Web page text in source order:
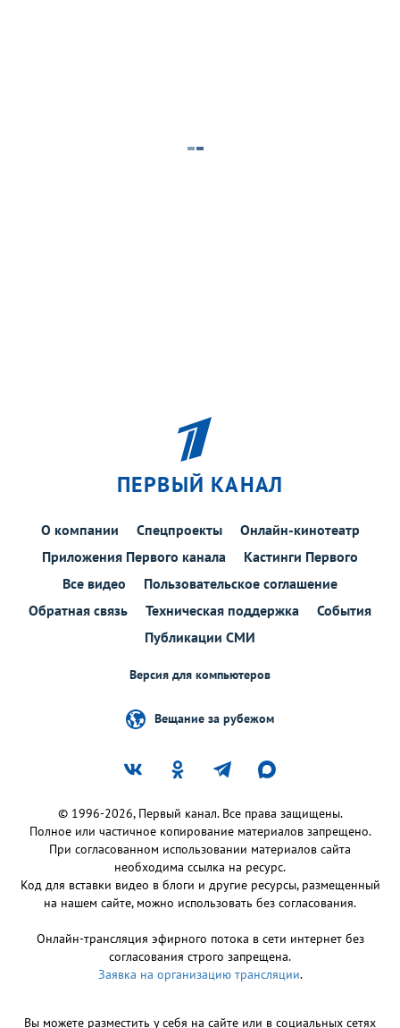
ПЕРВЫЙ КАНАЛ
О компании Спецпроекты
Онлайн-кинотеатр
Приложения Первого канала
Кастинги Первого
Все видео
Пользовательское соглашение
Обратная связь
Техническая поддержка
События
Публикации СМИ
Версия для компьютеров
Вещание за рубежом
© 1996-2026, Первый канал. Все права защищены.
Полное или частичное копирование материалов запрещено.
При согласованном использовании материалов сайта
необходима ссылка на ресурс.
Код для вставки видео в блоги и другие ресурсы, размещенный
на нашем сайте, можно использовать без согласования.
Онлайн-трансляция эфирного потока в сети интернет без
согласования строго запрещена.
Заявка на организацию трансляции.
Вы можете разместить у себя на сайте или в социальных сетях